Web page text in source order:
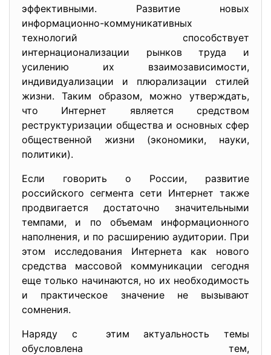
эффективными. Развитие новых
информационно-коммуникативных
технологий способствует
интернационализации рынков труда и
усилению их взаимозависимости,
индивидуализации и плюрализации стилей
жизни. Таким образом, можно утверждать,
что Интернет является средством
реструктуризации общества и основных сфер
общественной жизни (экономики, науки,
политики).
Если говорить о России, развитие
российского сегмента сети Интернет также
продвигается достаточно значительными
темпами, и по объемам информационного
наполнения, и по расширению аудитории. При
этом исследования Интернета как нового
средства массовой коммуникации сегодня
еще только начинаются, но их необходимость
и практическое значение не вызывают
сомнения.
Наряду с этим актуальность темы
обусловлена тем,